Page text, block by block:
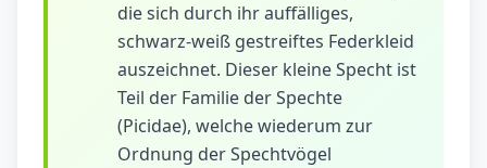
die sich durch ihr auffälliges,
schwarz-weiß gestreiftes Federkleid
auszeichnet. Dieser kleine Specht ist
Teil der Familie der Spechte
(Picidae), welche wiederum zur
Ordnung der Spechtvögel